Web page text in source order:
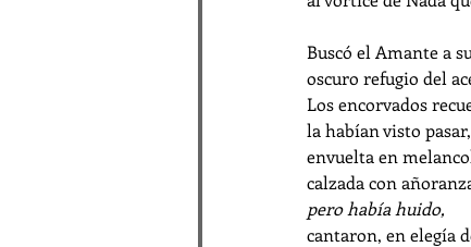
Buscó el Amante a
oscuro refugio del
Los encorvados
la habían visto pasar,
envuelta en
calzada con
pero había huido,
cantaron, en elegía